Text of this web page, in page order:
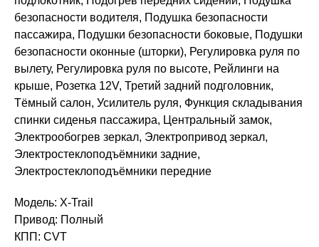
безопасности водителя, Подушка безопасности
пассажира, Подушки безопасности боковые, Подушки
безопасности оконные (шторки), Регулировка руля по
вылету, Регулировка руля по высоте, Рейлинги на
крыше, Розетка 12V, Третий задний подголовник,
Тёмный салон, Усилитель руля, Функция складывания
спинки сиденья пассажира, Центральный замок,
Электрообогрев зеркал, Электропривод зеркал,
Электростеклоподъёмники задние,
Электростеклоподъёмники передние
Модель: X-Trail
Привод: Полный
КПП: CVT